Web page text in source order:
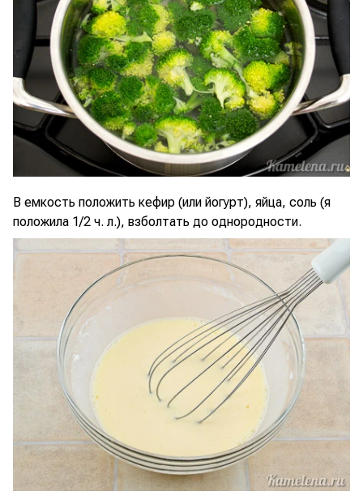
В емкость положить кефир (или йогурт), яйца, соль (я
положила 1/2 ч. л.), взболтать до однородности.